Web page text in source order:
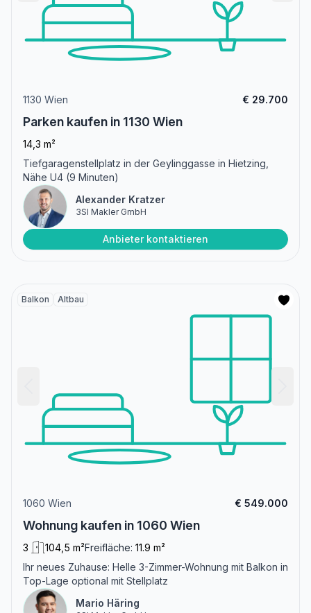
1130 Wien € 29.700
Parken kaufen in 1130 Wien
14,3 m²
Tiefgaragenstellplatz in der Geylinggasse in Hietzing,
Nähe U4 (9 Minuten)
Alexander Kratzer
3SI Makler GmbH
Anbieter kontaktieren
Balkon Altbau
1060 Wien € 549.000
Wohnung kaufen in 1060 Wien
3 104,5 m²Freifläche: 11.9 m²
Ihr neues Zuhause: Helle 3-Zimmer-Wohnung mit Balkon in
Top-Lage optional mit Stellplatz
Mario Häring